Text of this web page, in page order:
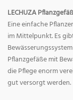
LECHUZA
Eine einfache
im Mittelpunkt. Es
Pflanzgefäße mit
die Pflege enorm
gut versorgt werden.